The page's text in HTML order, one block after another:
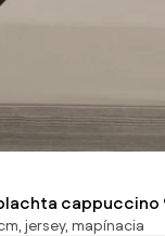
cappuccino
jersey, mapínacia